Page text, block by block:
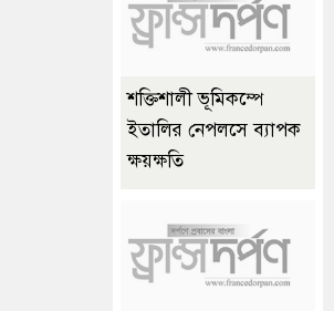
শক্তিশালী ভূমিকম্পে
ইতালির নেপলসে ব্যাপক
ক্ষয়ক্ষতি